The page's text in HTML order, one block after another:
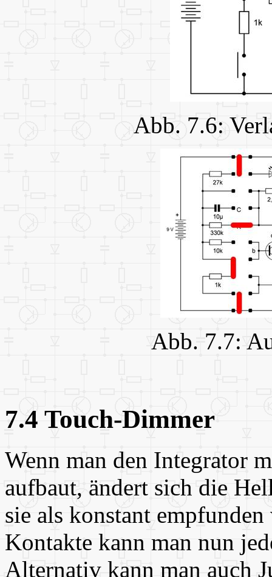
Abb. 7.6:
Abb. 7.7:
7.4 Touch-Dimmer
Wenn man den Integrator
aufbaut, ändert sich die
sie als konstant
Kontakte kann man nun
Alternativ kann man auch